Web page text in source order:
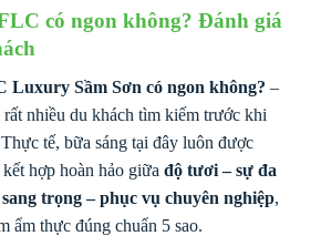
có ngon không? Đánh giá
Luxury Sầm Sơn có ngon không? –
nhiều du khách tìm kiếm trước khi
tế, bữa sáng tại đây luôn được
hợp hoàn hảo giữa độ tươi – sự đa
trọng – phục vụ chuyên nghiệp,
ẩm thực đúng chuẩn 5 sao.